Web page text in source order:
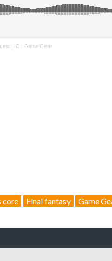
| IC : Game Gear
core Final fantasy Game